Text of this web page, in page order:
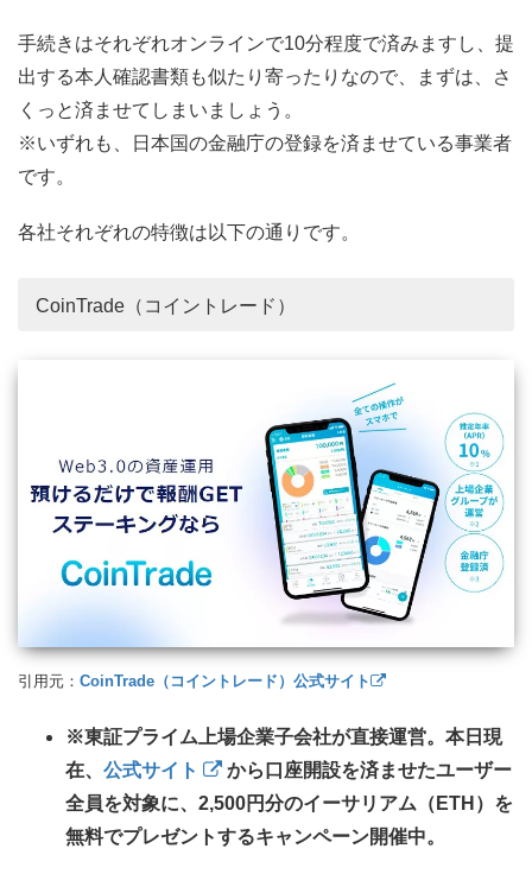
手続きはそれぞれオンラインで10分程度で済みますし、提
出する本人確認書類も似たり寄ったりなので、まずは、さ
くっと済ませてしまいましょう。
※いずれも、日本国の金融庁の登録を済ませている事業者
です。
各社それぞれの特徴は以下の通りです。
CoinTrade（コイントレード）
引用元： CoinTrade（コイントレード）公式サイト
※東証プライム上場企業子会社が直接運営。本日現
在、 公式サイト
から口座開設を済ませたユーザー
全員を対象に、2,500円分のイーサリアム（ETH）を
無料でプレゼントするキャンペーン開催中。